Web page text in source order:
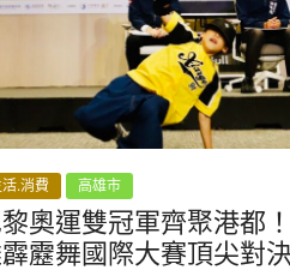
.消費 高雄市
奧運雙冠軍齊聚港都
靂舞國際大賽頂尖對